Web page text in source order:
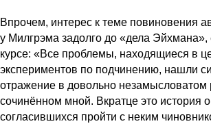
Впрочем, интерес к теме повиновения
у Милгрэма задолго до «дела
курсе: «Все проблемы, находящиеся в
экспериментов по подчинению, нашли
отражение в довольно незамысловатом
сочинённом мной. Вкратце это история
согласившихся пройти с неким